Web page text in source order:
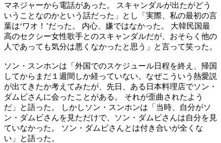
マネジャーから電話があった。 スキャンダルが出たがどう
いうことなのかという話だった」とし「実際、私の最初の言
葉は‘ワオ！’だった。 内心、嫌ではなかった。 大韓民国最
高のセクシー女性歌手とのスキャンダルだが、おそらく他の
人であっても気分は悪くなかったと思う」と言って笑った。
ソン・スンホンは「外国でのスケジュール日程を終え、帰国
してからまだ１週間しか経っていない。なぜこういう熱愛説
が出てきたか考えてみたが、先日、ある日本料理店でソン・
ダムビさんに会ったことがある。 それが歪曲されたよう
だ」と語った。 しかしソン・スンホンは「当時、自分がソ
ン・ダムビさんを見ただけで、ソン・ダムビさんは自分を見
ていなかった。 ソン・ダムビさんとは付き合いが全くな
い」と語った。